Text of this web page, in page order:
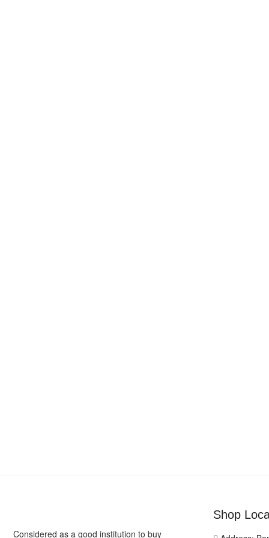
Considered as a good institution to buy
Shop